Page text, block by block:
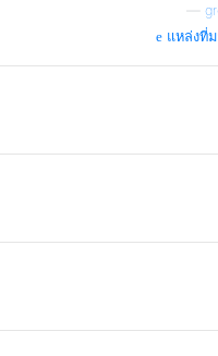
แหล่งที่ม